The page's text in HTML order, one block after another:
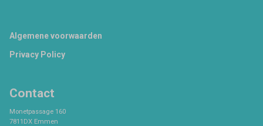
Footer
Algemene voorwaarden
Privacy Policy
Contact
Monetpassage 160
7811DX Emmen